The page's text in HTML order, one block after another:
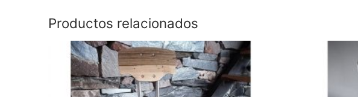
Productos relacionados